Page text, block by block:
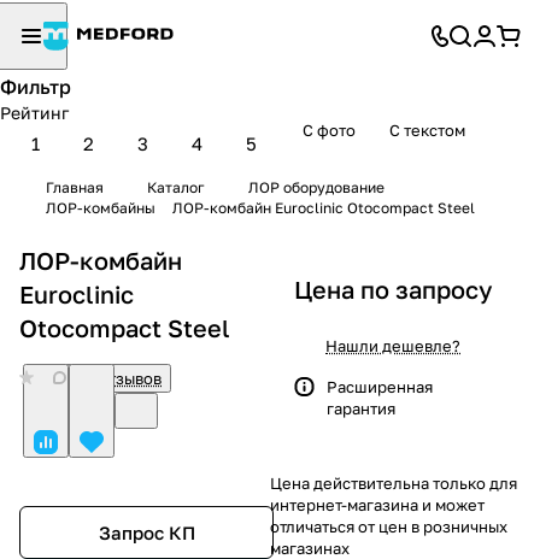
Фильтр
Рейтинг
1 2 3 4 5
С фото С текстом
Главная Каталог
ЛОР оборудование
ЛОР-комбайны
ЛОР-комбайн Euroclinic Otocompact Steel
ЛОР-комбайн
Euroclinic
Otocompact Steel
Нет отзывов
Запрос КП
Цена по запросу
Нашли дешевле?
Расширенная
гарантия
Цена действительна только для
интернет-магазина и может
отличаться от цен в розничных
магазинах